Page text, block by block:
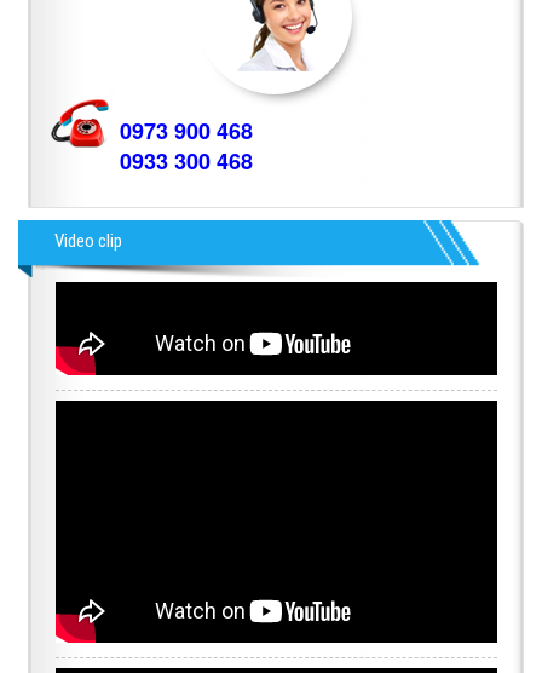
0973 900 468
0933 300 468
Video clip